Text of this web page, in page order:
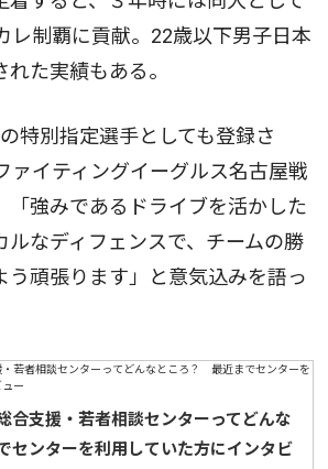
レ制覇に貢献。22歳以下男子日本
た実績もある。
特別指定選手としても登録さ
ァイティングイーグルス名古屋戦
「強みであるドライブを活かした
ルなディフェンスで、チームの勝
う頑張ります」と意気込みを語っ
合支援・若者相談センターってどんな
ンターを利用していた方にインタビ